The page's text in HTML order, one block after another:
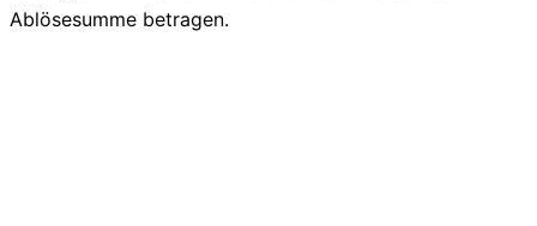
Ablösesumme betragen.